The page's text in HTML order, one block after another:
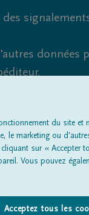
des
données
et de
Entrepreneur de
du site et
le marketing ou
sur « Accepter
Vous pouvez
Acceptez tous les